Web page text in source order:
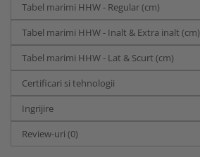
Tabel marimi HHW - Regular (cm)
Tabel marimi HHW - Inalt & Extra inalt (cm)
Tabel marimi HHW - Lat & Scurt (cm)
Certificari si tehnologii
Ingrijire
Review-uri (0)